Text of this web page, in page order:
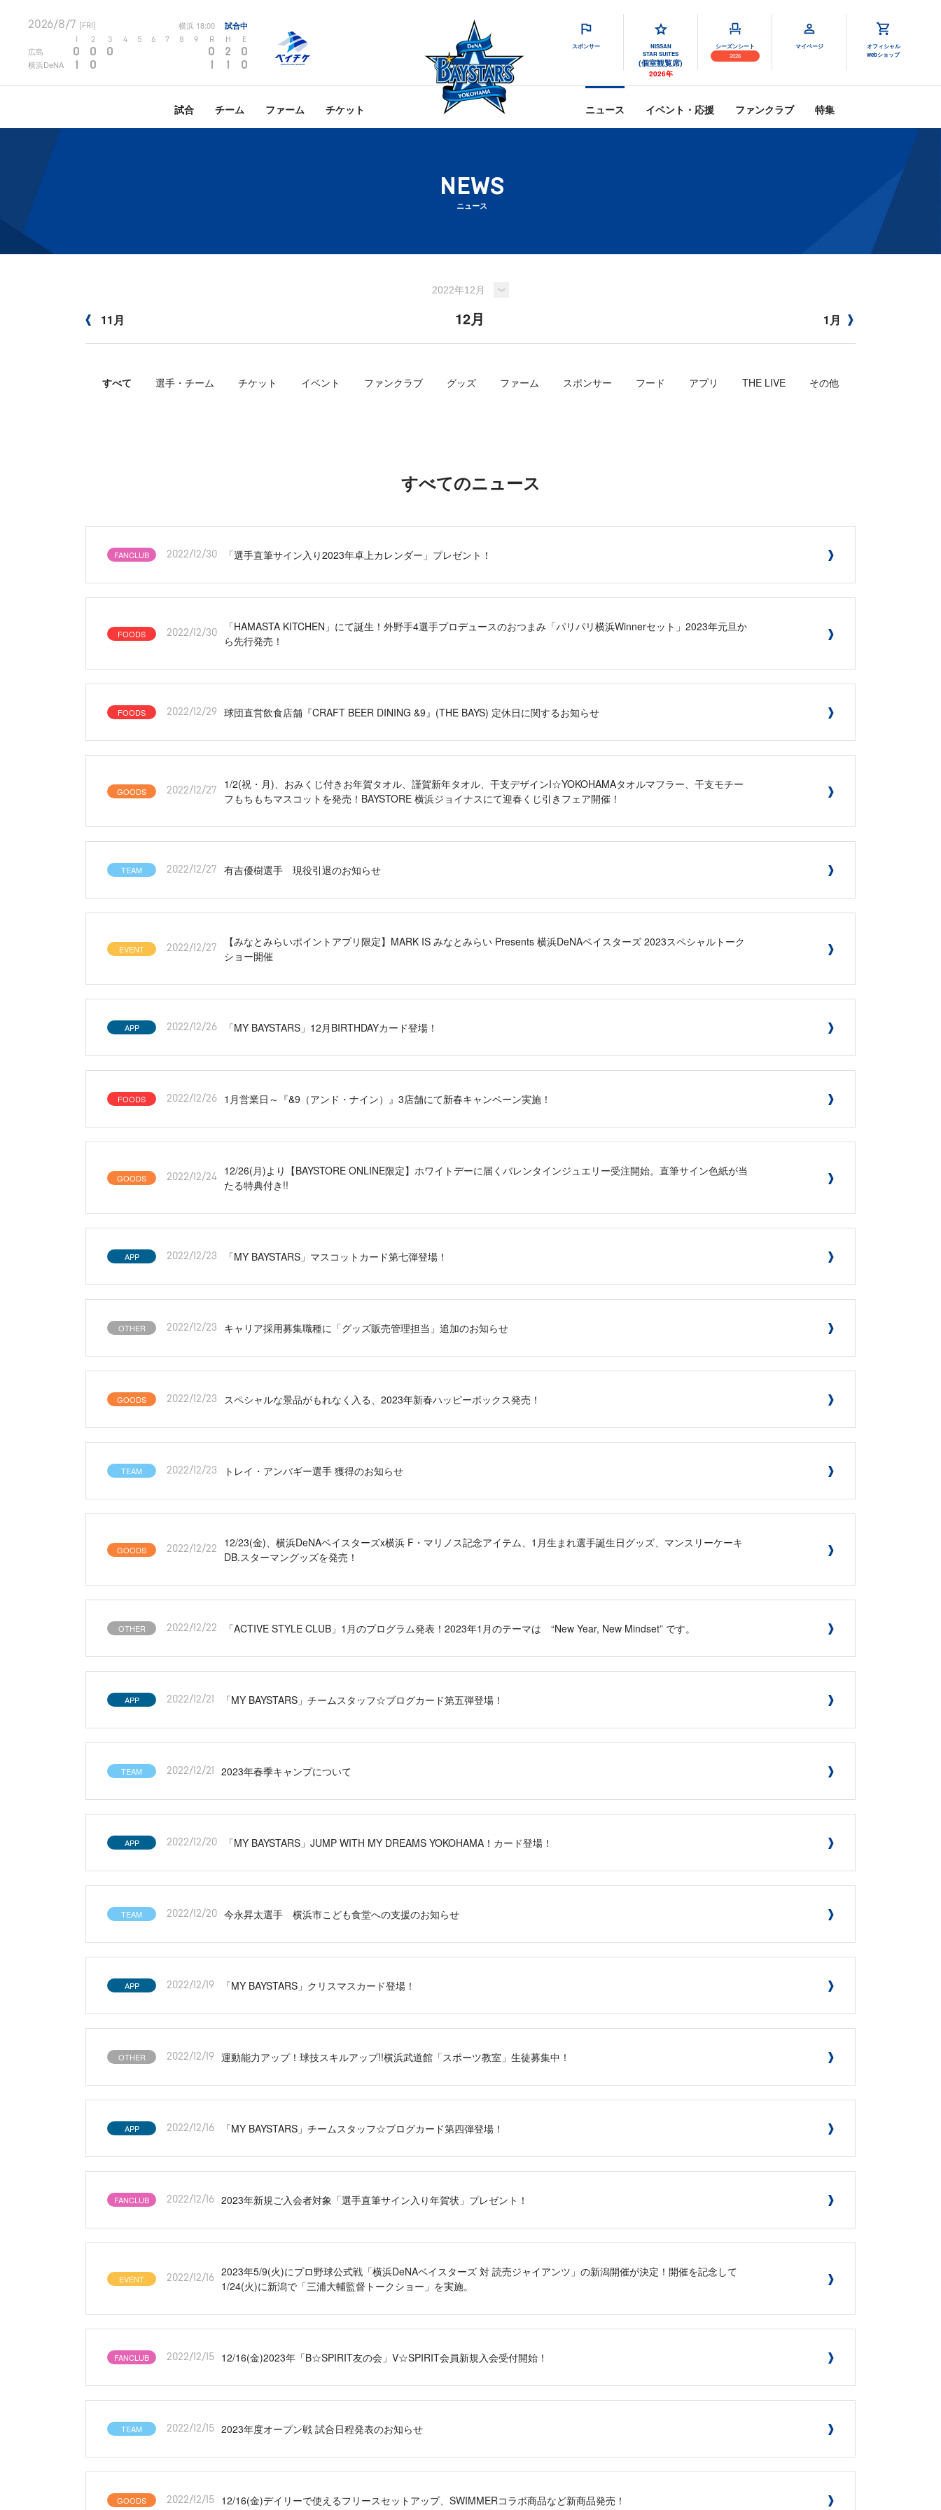
2026/8/7 [FRI] 横浜 18:00 試合中
2 3 4 5 6 7 8 9 R H E
広島 0 0 0 0 2 0
横浜DeNA 1 0 1 1 0
スポンサー
NISSAN
STAR SUITES
(個室観覧席)
2026年
シーズンシート
2026
マイページ
オフィシャル
webショップ
試合 チーム ファーム チケット ニュース イベント・応援 ファンクラブ 特集
NEWS
ニュース
11月 12月 1月
すべて 選手・チーム チケット イベント ファンクラブ グッズ ファーム スポンサー フード アプリ THE LIVE その他
すべてのニュース
FANCLUB 2022/12/30 「選手直筆サイン入り2023年卓上カレンダー」プレゼント！
FOODS 2022/12/30
「HAMASTA KITCHEN」にて誕生！外野手4選手プロデュースのおつまみ「パリパリ横浜Winnerセット」2023年元旦か
ら先行発売！
FOODS 2022/12/29 球団直営飲食店舗『CRAFT BEER DINING &9』(THE BAYS) 定休日に関するお知らせ
GOODS 2022/12/27
1/2(祝・月)、おみくじ付きお年賀タオル、謹賀新年タオル、干支デザインI☆YOKOHAMAタオルマフラー、干支モチー
フもちもちマスコットを発売！BAYSTORE 横浜ジョイナスにて迎春くじ引きフェア開催！
TEAM 2022/12/27 有吉優樹選手 現役引退のお知らせ
EVENT 2022/12/27
【みなとみらいポイントアプリ限定】MARK IS みなとみらい Presents 横浜DeNAベイスターズ 2023スペシャルトーク
ショー開催
APP 2022/12/26 「MY BAYSTARS」12月BIRTHDAYカード登場！
FOODS 2022/12/26 1月営業日～『&9（アンド・ナイン）』3店舗にて新春キャンペーン実施！
GOODS 2022/12/24
12/26(月)より【BAYSTORE ONLINE限定】ホワイトデーに届くバレンタインジュエリー受注開始。直筆サイン色紙が当
たる特典付き!!
APP 2022/12/23 「MY BAYSTARS」マスコットカード第七弾登場！
OTHER 2022/12/23 キャリア採用募集職種に「グッズ販売管理担当」追加のお知らせ
GOODS 2022/12/23 スペシャルな景品がもれなく入る、2023年新春ハッピーボックス発売！
TEAM 2022/12/23 トレイ・アンバギー選手 獲得のお知らせ
GOODS 2022/12/22
12/23(金)、横浜DeNAベイスターズx横浜 F・マリノス記念アイテム、1月生まれ選手誕生日グッズ、マンスリーケーキ
DB.スターマングッズを発売！
OTHER 2022/12/22 「ACTIVE STYLE CLUB」1月のプログラム発表！2023年1月のテーマは “New Year, New Mindset” です。
APP 2022/12/21 「MY BAYSTARS」チームスタッフ☆ブログカード第五弾登場！
TEAM 2022/12/21 2023年春季キャンプについて
APP 2022/12/20 「MY BAYSTARS」JUMP WITH MY DREAMS YOKOHAMA！カード登場！
TEAM 2022/12/20 今永昇太選手 横浜市こども食堂への支援のお知らせ
APP 2022/12/19 「MY BAYSTARS」クリスマスカード登場！
OTHER 2022/12/19 運動能力アップ！球技スキルアップ!!横浜武道館「スポーツ教室」生徒募集中！
APP 2022/12/16 「MY BAYSTARS」チームスタッフ☆ブログカード第四弾登場！
FANCLUB 2022/12/16 2023年新規ご入会者対象「選手直筆サイン入り年賀状」プレゼント！
EVENT 2022/12/16
2023年5/9(火)にプロ野球公式戦「横浜DeNAベイスターズ 対 読売ジャイアンツ」の新潟開催が決定！開催を記念して
1/24(火)に新潟で「三浦大輔監督トークショー」を実施。
FANCLUB 2022/12/15 12/16(金)2023年「B☆SPIRIT友の会」V☆SPIRIT会員新規入会受付開始！
TEAM 2022/12/15 2023年度オープン戦 試合日程発表のお知らせ
GOODS 2022/12/15 12/16(金)デイリーで使えるフリースセットアップ、SWIMMERコラボ商品など新商品発売！